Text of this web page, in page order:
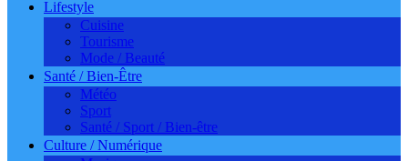
Lifestyle
Cuisine
Tourisme
Mode / Beauté
Santé / Bien-Être
Météo
Sport
Santé / Sport / Bien-être
Culture / Numérique